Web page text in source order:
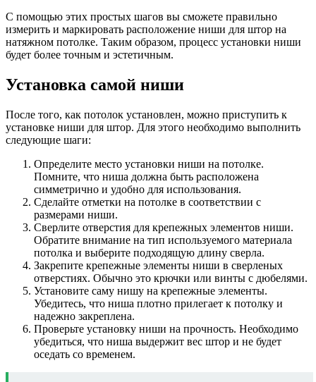
С помощью этих простых шагов вы сможете правильно
измерить и маркировать расположение ниши для штор на
натяжном потолке. Таким образом, процесс установки ниши
будет более точным и эстетичным.
Установка самой ниши
После того, как потолок установлен, можно приступить к
установке ниши для штор. Для этого необходимо выполнить
следующие шаги:
Определите место установки ниши на потолке.
Помните, что ниша должна быть расположена
симметрично и удобно для использования.
Сделайте отметки на потолке в соответствии с
размерами ниши.
Сверлите отверстия для крепежных элементов ниши.
Обратите внимание на тип используемого материала
потолка и выберите подходящую длину сверла.
Закрепите крепежные элементы ниши в сверленых
отверстиях. Обычно это крючки или винты с дюбелями.
Установите саму нишу на крепежные элементы.
Убедитесь, что ниша плотно прилегает к потолку и
надежно закреплена.
Проверьте установку ниши на прочность. Необходимо
убедиться, что ниша выдержит вес штор и не будет
оседать со временем.